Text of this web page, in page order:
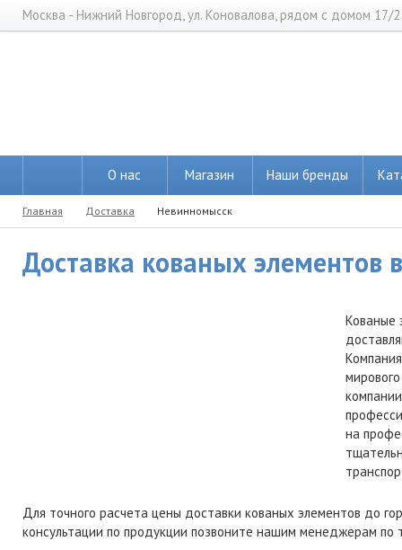
Москва - Нижний Новгород, ул. Коновалова, рядом с домом 17/2
О нас Магазин Наши бренды
Главная Доставка Невинномысск
Доставка кованых элементов
Кованые
на
Для точного расчета цены доставки кованых элементов до
консультации по продукции позвоните нашим менеджерам